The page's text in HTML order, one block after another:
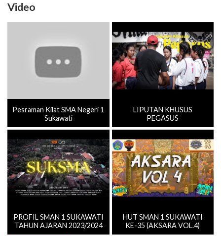
Video
Pesraman Kilat SMA Negeri 1
Sukawati
LIPUTAN KHUSUS
PEGASUS
PROFIL SMAN 1 SUKAWATI
TAHUN AJARAN 2023/2024
HUT SMAN 1 SUKAWATI
KE-35 (AKSARA VOL.4)